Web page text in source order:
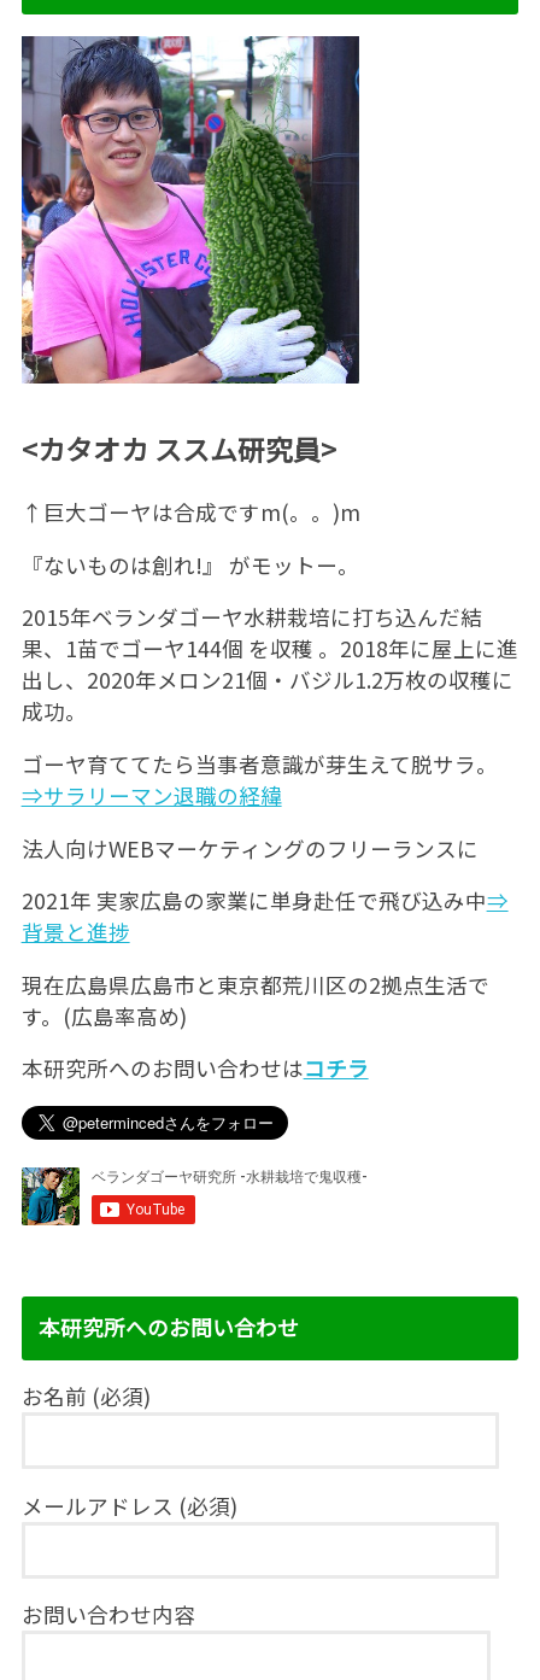
<カタオカ ススム研究員>
↑巨大ゴーヤは合成ですm(。。)m
『ないものは創れ!』 がモットー。
2015年ベランダゴーヤ水耕栽培に打ち込んだ結
果、1苗でゴーヤ144個 を収穫 。2018年に屋上に進
出し、2020年メロン21個・バジル1.2万枚の収穫に
成功。
ゴーヤ育ててたら当事者意識が芽生えて脱サラ。
⇒サラリーマン退職の経緯
法人向けWEBマーケティングのフリーランスに
2021年 実家広島の家業に単身赴任で飛び込み中⇒
背景と進捗
現在広島県広島市と東京都荒川区の2拠点生活で
す。(広島率高め)
本研究所へのお問い合わせはコチラ
本研究所へのお問い合わせ
お名前 (必須)
メールアドレス (必須)
お問い合わせ内容